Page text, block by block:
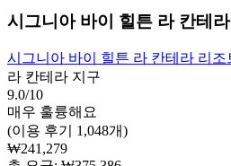
시그니아 바이 힐튼 라 칸테
시그니아 바이 힐튼 라 칸테라 리조
라 칸테라 지구
9.0/10
매우 훌륭해요
(이용 후기 1,048개)
₩241,279